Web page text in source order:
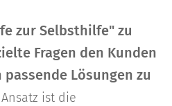
zur Selbsthilfe" zu
Fragen den Kunden
Lösungen zu
ist die